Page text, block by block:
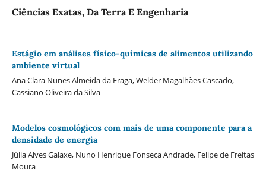
Ciências Exatas, Da Terra E Engenharia
Estágio em análises físico-químicas de alimentos utilizando
ambiente virtual
Ana Clara Nunes Almeida da Fraga, Welder Magalhães Cascado,
Cassiano Oliveira da Silva
Modelos cosmológicos com mais de uma componente para a
densidade de energia
Júlia Alves Galaxe, Nuno Henrique Fonseca Andrade, Felipe de Freitas
Moura